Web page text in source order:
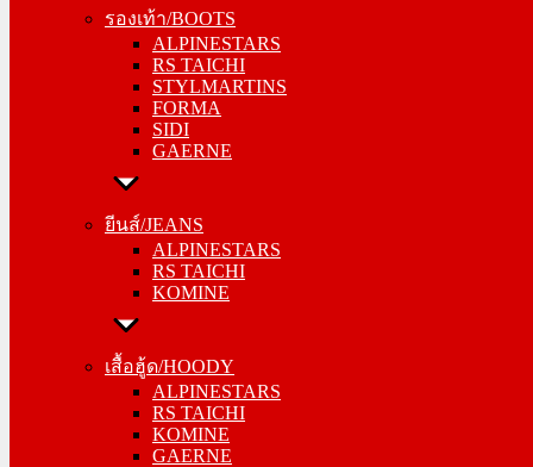
รองเท้า/BOOTS
ALPINESTARS
RS TAICHI
STYLMARTINS
FORMA
SIDI
GAERNE
ยีนส์/JEANS
ALPINESTARS
RS TAICHI
KOMINE
เสื้อฮู้ด/HOODY
ALPINESTARS
RS TAICHI
KOMINE
GAERNE
RS TAICHI
STYLMARTINS
FORMA
SIDI
GAERNE
ยีนส์/JEANS
RS TAICHI
KOMINE
เสื้อฮู้ด/HOODY
RS TAICHI
KOMINE
GAERNE